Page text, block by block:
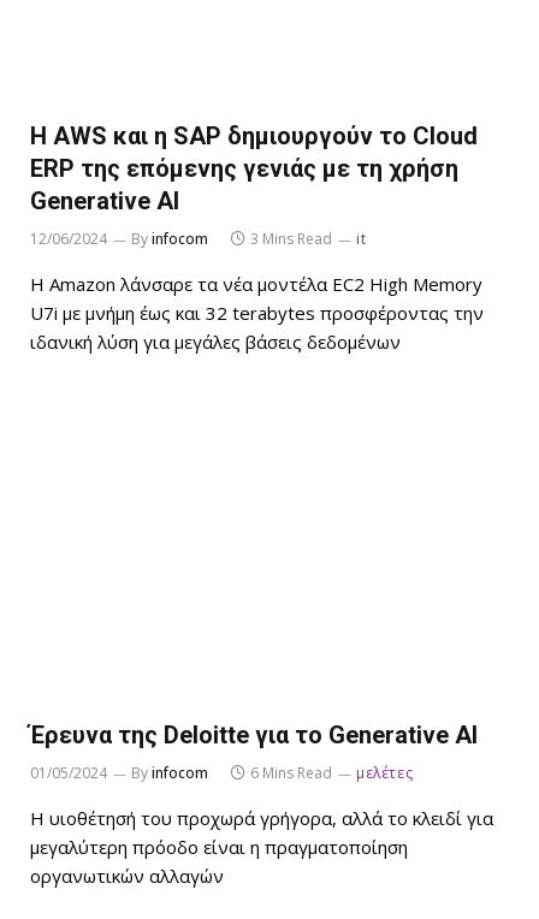
Η AWS και η SAP δημιουργούν το Cloud
ERP της επόμενης γενιάς με τη χρήση
Generative AI
12/06/2024 Byinfocom 3 Mins Read it
Η Amazon λάνσαρε τα νέα μοντέλα EC2 High Memory
U7i με μνήμη έως και 32 terabytes προσφέροντας την
ιδανική λύση για μεγάλες βάσεις δεδομένων
Έρευνα της Deloitte για το Generative AI
01/05/2024 Byinfocom 6 Mins Read μελέτες
Η υιοθέτησή του προχωρά γρήγορα, αλλά το κλειδί για
μεγαλύτερη πρόοδο είναι η πραγματοποίηση
οργανωτικών αλλαγών